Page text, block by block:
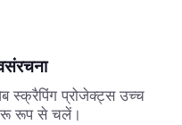
स्क्रैपिंग प्रोजेक्ट्स उच्च
रूप से चलें।